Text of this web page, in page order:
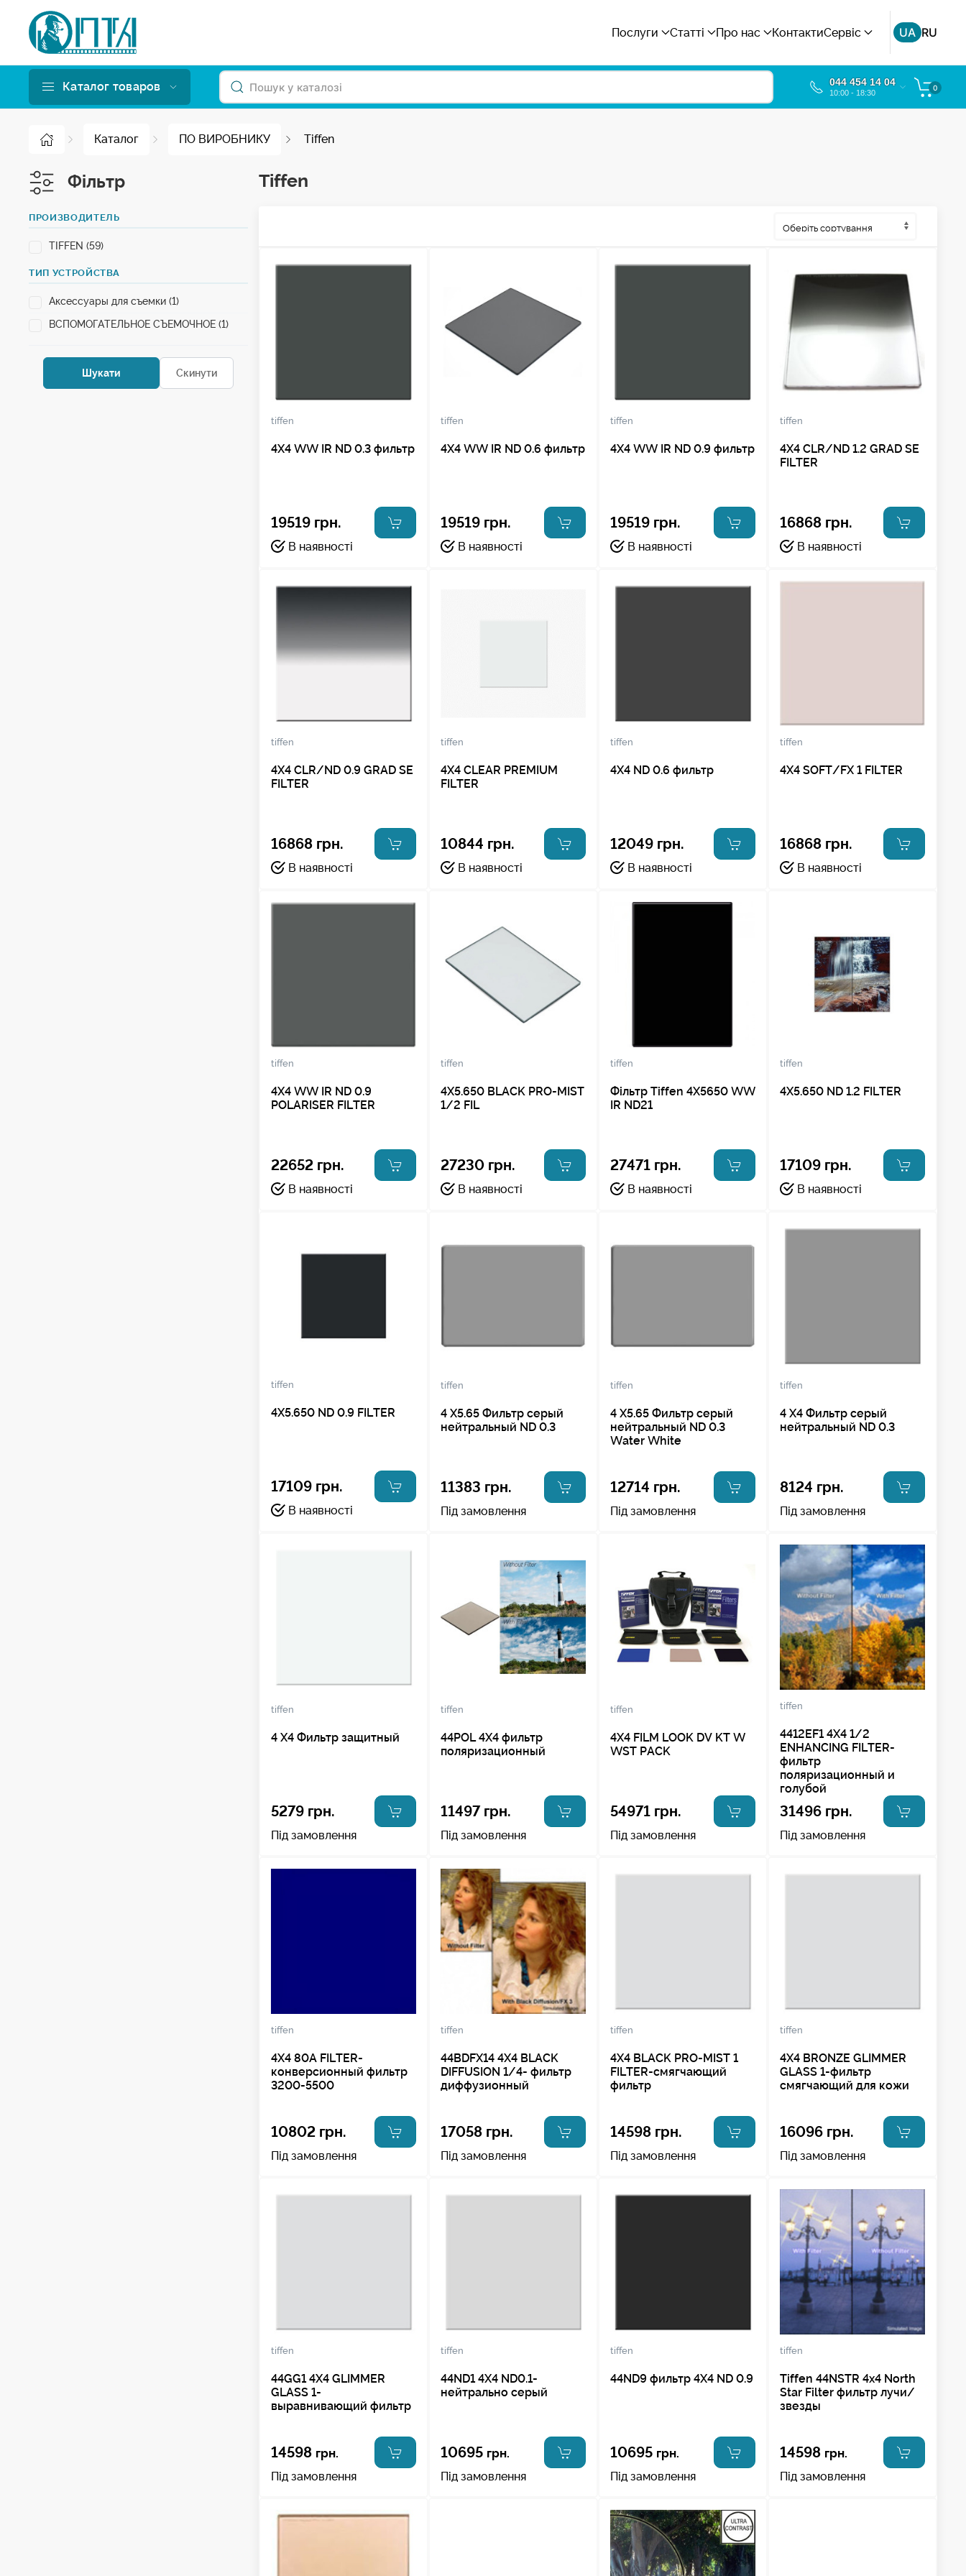
Послуги Статті Про нас КонтактиСервіс UA RU
Каталог товаров 044 454 14 04
10:00 - 18:30
0
Каталог ПО ВИРОБНИКУ Tiffen
Фільтр
ПРОИЗВОДИТЕЛЬ
TIFFEN (59)
ТИП УСТРОЙСТВА
Аксессуары для съемки (1)
ВСПОМОГАТЕЛЬНОЕ СЪЕМОЧНОЕ (1)
Tiffen
tiffen
4X4 WW IR ND 0.3 фильтр
19519 грн.
В наявності
tiffen
4X4 WW IR ND 0.6 фильтр
19519 грн.
В наявності
tiffen
4X4 WW IR ND 0.9 фильтр
19519 грн.
В наявності
tiffen
4X4 CLR/ND 1.2 GRAD SE
FILTER
16868 грн.
В наявності
tiffen
4X4 CLR/ND 0.9 GRAD SE
FILTER
16868 грн.
В наявності
tiffen
4X4 CLEAR PREMIUM
FILTER
10844 грн.
В наявності
tiffen
4X4 ND 0.6 фильтр
12049 грн.
В наявності
tiffen
4X4 SOFT/FX 1 FILTER
16868 грн.
В наявності
tiffen
4X4 WW IR ND 0.9
POLARISER FILTER
22652 грн.
В наявності
tiffen
4X5.650 BLACK PRO-MIST
1/2 FIL
27230 грн.
В наявності
tiffen
Фільтр Tiffen 4X5650 WW
IR ND21
27471 грн.
В наявності
tiffen
4X5.650 ND 1.2 FILTER
17109 грн.
В наявності
tiffen
4X5.650 ND 0.9 FILTER
17109 грн.
В наявності
tiffen
4 X5.65 Фильтр cерый
нейтральный ND 0.3
11383 грн.
Під замовлення
tiffen
4 X5.65 Фильтр cерый
нейтральный ND 0.3
Water White
12714 грн.
Під замовлення
tiffen
4 X4 Фильтр cерый
нейтральный ND 0.3
8124 грн.
Під замовлення
tiffen
4 X4 Фильтр защитный
5279 грн.
Під замовлення
tiffen
44POL 4X4 фильтр
поляризационный
11497 грн.
Під замовлення
tiffen
4X4 FILM LOOK DV KT W
WST PACK
54971 грн.
Під замовлення
tiffen
4412EF1 4X4 1/2
ENHANCING FILTER-
фильтр
поляризационный и
голубой
31496 грн.
Під замовлення
tiffen
4X4 80A FILTER-
конверсионный фильтр
3200-5500
10802 грн.
Під замовлення
tiffen
44BDFX14 4X4 BLACK
DIFFUSION 1/4- фильтр
диффузионный
17058 грн.
Під замовлення
tiffen
4X4 BLACK PRO-MIST 1
FILTER-смягчающий
фильтр
14598 грн.
Під замовлення
tiffen
4X4 BRONZE GLIMMER
GLASS 1-фильтр
смягчающий для кожи
16096 грн.
Під замовлення
tiffen
44GG1 4X4 GLIMMER
GLASS 1-
выравнивающий фильтр
14598 грн.
Під замовлення
tiffen
44ND1 4X4 ND0.1-
нейтрально серый
10695 грн.
Під замовлення
tiffen
44ND9 фильтр 4X4 ND 0.9
10695 грн.
Під замовлення
tiffen
Tiffen 44NSTR 4x4 North
Star Filter фильтр лучи/
звезды
14598 грн.
Під замовлення